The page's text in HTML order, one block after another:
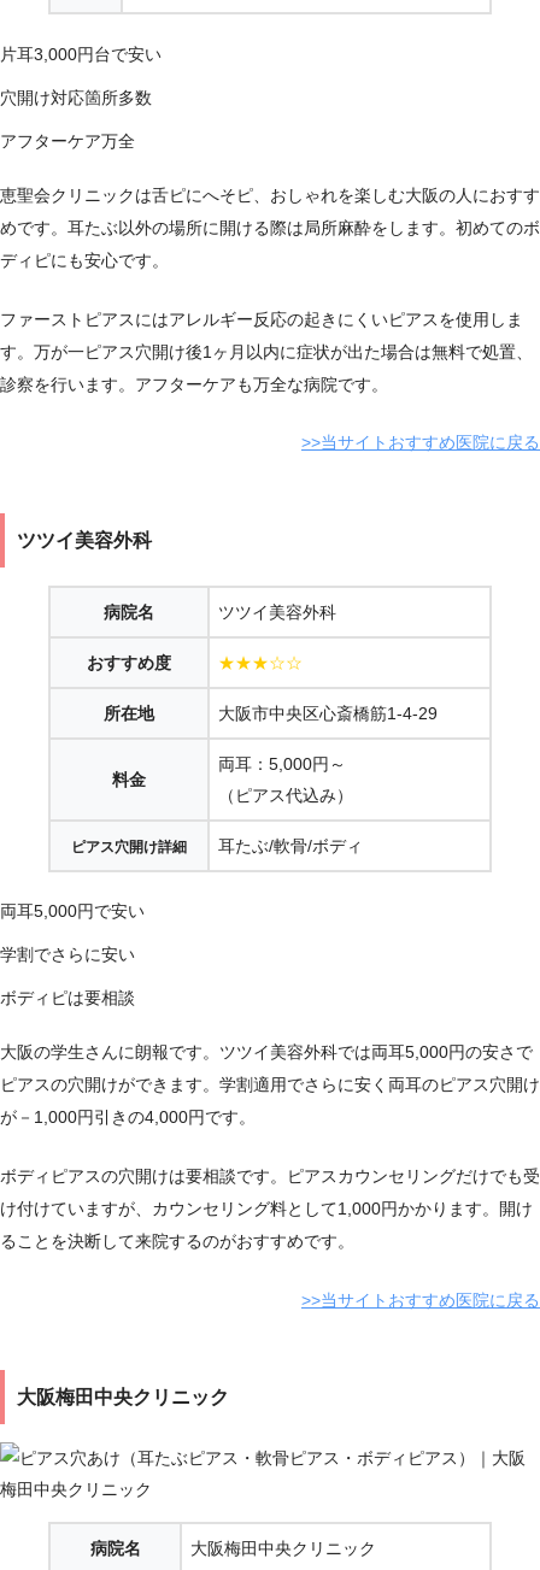
片耳3,000円台で安い
穴開け対応箇所多数
アフターケア万全
恵聖会クリニックは舌ピにへそピ、おしゃれを楽しむ大阪の人におすす
めです。耳たぶ以外の場所に開ける際は局所麻酔をします。初めてのボ
ディピにも安心です。
ファーストピアスにはアレルギー反応の起きにくいピアスを使用しま
す。万が一ピアス穴開け後1ヶ月以内に症状が出た場合は無料で処置、
診察を行います。アフターケアも万全な病院です。
>>当サイトおすすめ医院に戻る
ツツイ美容外科
病院名 ツツイ美容外科
おすすめ度 ★★★☆☆
所在地 大阪市中央区心斎橋筋1-4-29
料金
両耳：5,000円～
（ピアス代込み）
ピアス穴開け詳細 耳たぶ/軟骨/ボディ
両耳5,000円で安い
学割でさらに安い
ボディピは要相談
大阪の学生さんに朗報です。ツツイ美容外科では両耳5,000円の安さで
ピアスの穴開けができます。学割適用でさらに安く両耳のピアス穴開け
が－1,000円引きの4,000円です。
ボディピアスの穴開けは要相談です。ピアスカウンセリングだけでも受
け付けていますが、カウンセリング料として1,000円かかります。開け
ることを決断して来院するのがおすすめです。
>>当サイトおすすめ医院に戻る
大阪梅田中央クリニック
病院名 大阪梅田中央クリニック